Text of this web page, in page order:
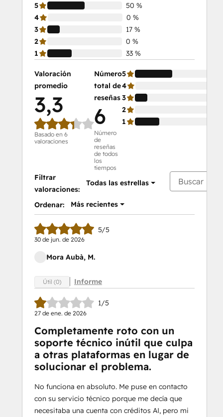
5
50 %
4
0 %
3
17 %
2
0 %
1
33 %
Valoración
promedio
3,3
Basado en 6
valoraciones
Número
total de
reseñas
6
Número
de
reseñas
de todos
los
tiempos
5
4
3
2
1
Filtrar
valoraciones:
Todas las estrellas
Ordenar: Más recientes
5/5
30 de jun. de 2026
Mora Aubà, M.
Útil (0) Informe
1/5
27 de ene. de 2026
Completamente roto con un
soporte técnico inútil que culpa
a otras plataformas en lugar de
solucionar el problema.
No funciona en absoluto. Me puse en contacto
con su servicio técnico porque me decía que
necesitaba una cuenta con créditos AI, pero mi